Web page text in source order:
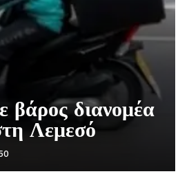
βάρος διανομέα
Λεμεσό